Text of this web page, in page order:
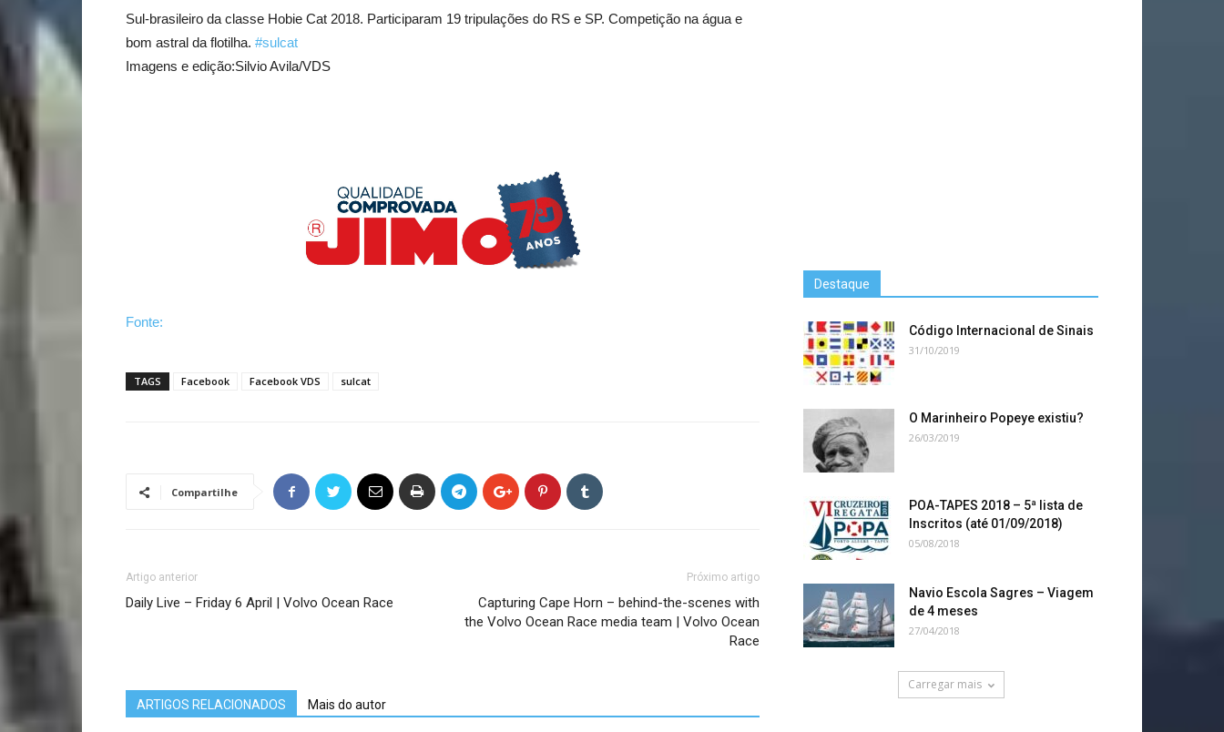
Sul-brasileiro da classe Hobie Cat 2018. Participaram 19 tripulações do RS e SP. Competição na água e
bom astral da flotilha. #sulcat
Imagens e edição:Silvio Avila/VDS
Fonte:
TAGS Facebook Facebook VDS sulcat
Compartilhe
Artigo anterior
Daily Live – Friday 6 April | Volvo Ocean Race
Próximo artigo
Capturing Cape Horn – behind-the-scenes with
the Volvo Ocean Race media team | Volvo Ocean
Race
ARTIGOS RELACIONADOS Mais do autor
Destaque
Código Internacional de Sinais
31/10/2019
O Marinheiro Popeye existiu?
26/03/2019
POA-TAPES 2018 – 5ª lista de
Inscritos (até 01/09/2018)
05/08/2018
Navio Escola Sagres – Viagem
de 4 meses
27/04/2018
Carregar mais